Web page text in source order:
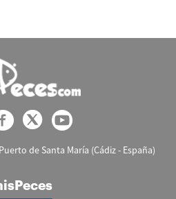
de Santa María (Cádiz - España)